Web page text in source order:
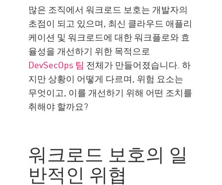
많은 조직에서 워크로드 보호는 개발자의
초점이 되고 있으며, 최신 클라우드 애플리
케이션 및 워크로드에 대한 워크플로와 효
율성을 개선하기 위한 목적으로
DevSecOps 팀 전체가 만들어졌습니다. 하
지만 상황이 어떻게 다르며, 위험 요소는
무엇이고, 이를 개선하기 위해 어떤 조치를
취해야 할까요?
워크로드 보호의 일
반적인 위협